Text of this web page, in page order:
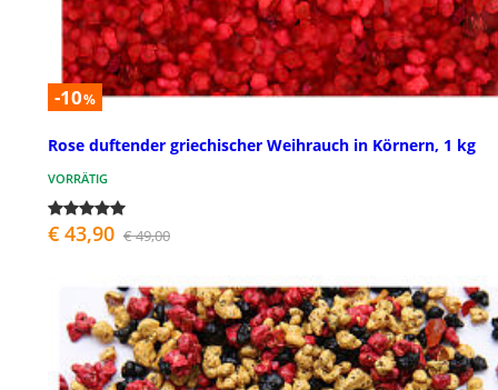
-10%
Rose duftender griechischer Weihrauch in Körnern, 1 kg
VORRÄTIG
€ 43,90 € 49,00